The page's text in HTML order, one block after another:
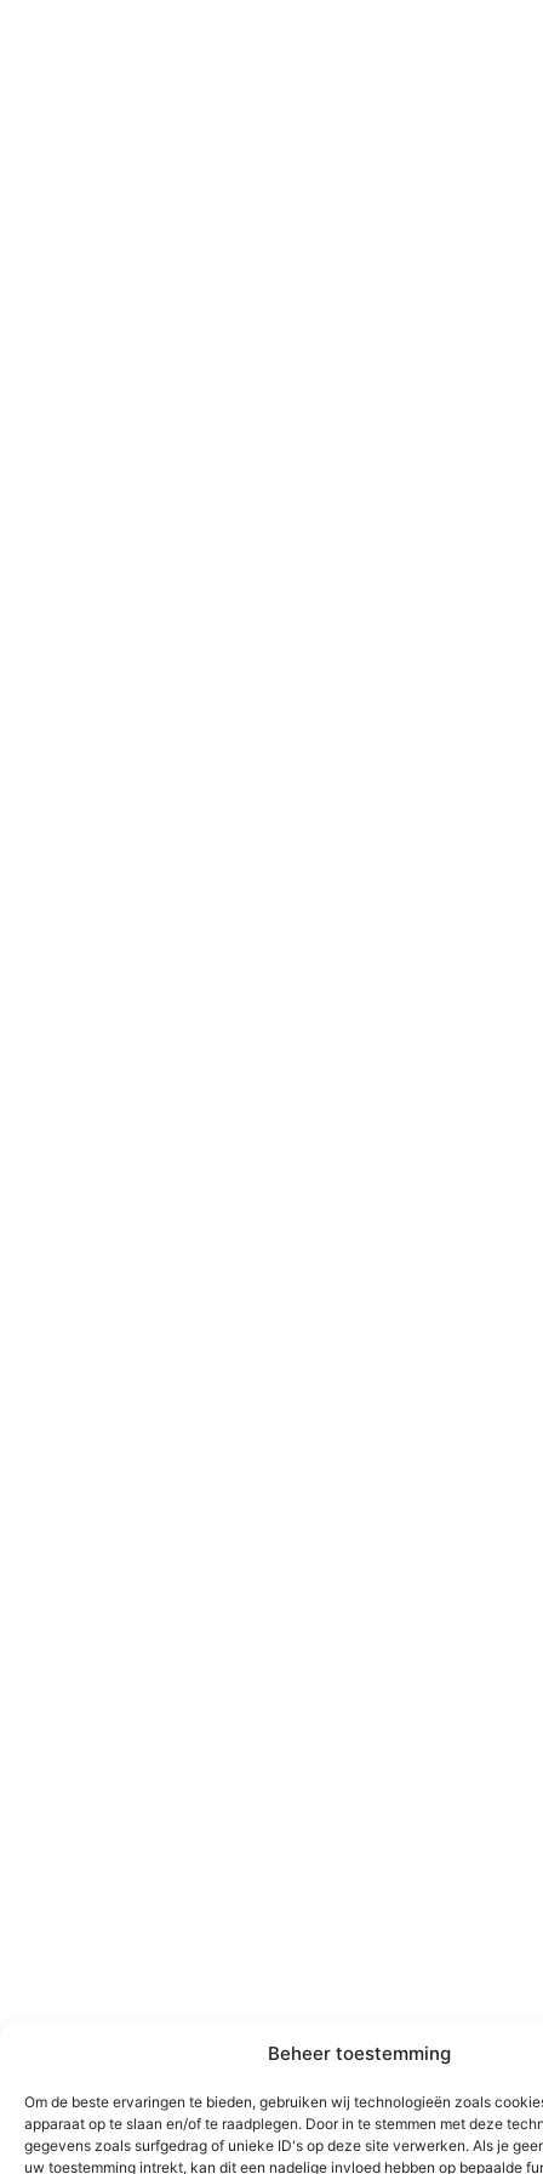
Beheer toestemming
Om de beste ervaringen te bieden, gebruiken wij technologieën zoals
apparaat op te slaan en/of te raadplegen. Door in te stemmen met deze
gegevens zoals surfgedrag of unieke ID's op deze site verwerken. Als je
uw toestemming intrekt, kan dit een nadelige invloed hebben op bepaalde